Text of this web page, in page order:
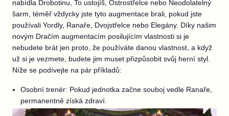
nabídla Drobotinu, To ustojíš, Ostrostřelce nebo Neodolatelný
šarm, téměř vždycky jste tyto augmentace brali, pokud jste
používali Yordly, Ranaře, Dvojstřelce nebo Elegány. Díky našim
novým Dračím augmentacím posilujícím vlastnosti si je
nebudete brát jen proto, že používáte danou vlastnost, a když
už si je vezmete, budete jim muset přizpůsobit svůj herní styl.
Níže se podívejte na pár příkladů:
Osobní trenér: Pokud jednotka začne souboj vedle Ranaře,
permanentně získá zdraví.